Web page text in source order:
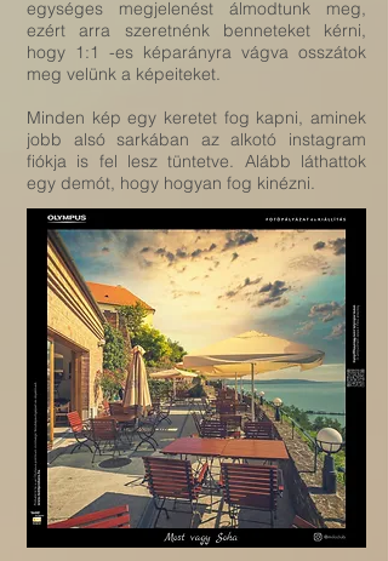
egységes megjelenést álmodtunk meg,
ezért arra szeretnénk benneteket kérni,
hogy 1:1 -es képarányra vágva osszátok
meg velünk a képeiteket.
Minden kép egy keretet fog kapni, aminek
jobb alsó sarkában az alkotó instagram
fiókja is fel lesz tüntetve. Alább láthattok
egy demót, hogy hogyan fog kinézni.